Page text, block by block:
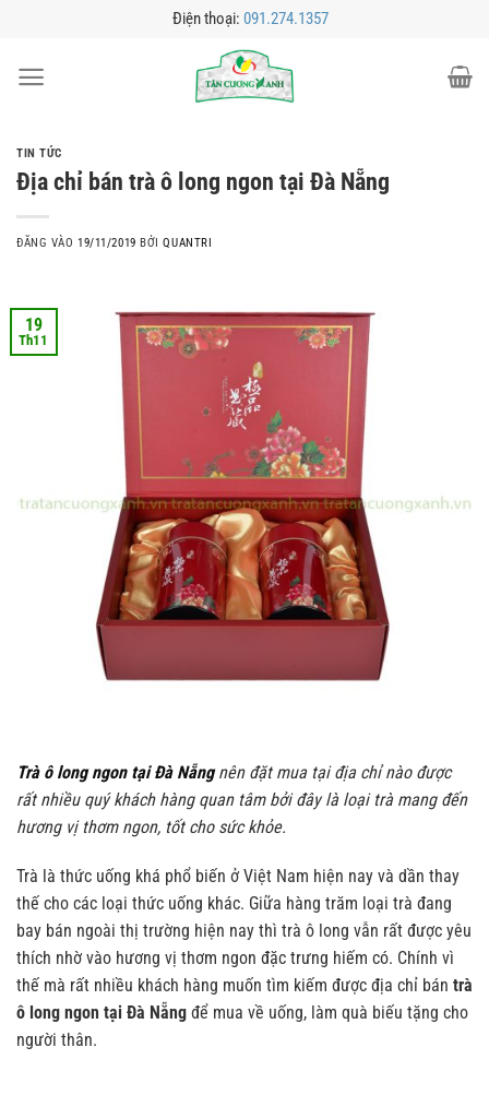
nội
Điện thoại: 091.274.1357
TIN TỨC
Địa chỉ bán trà ô long ngon tại Đà Nẵng
ĐĂNG VÀO19/11/2019 BỞIQUANTRI
19
Th11
Trà ô long ngon tại Đà Nẵngnên đặt mua tại địa chỉ nào được
rất nhiều quý khách hàng quan tâm bởi đây là loại trà mang đến
hương vị thơm ngon, tốt cho sức khỏe.
Trà là thức uống khá phổ biến ở Việt Nam hiện nay và dần thay
thế cho các loại thức uống khác. Giữa hàng trăm loại trà đang
bay bán ngoài thị trường hiện nay thì trà ô long vẫn rất được yêu
thích nhờ vào hương vị thơm ngon đặc trưng hiếm có. Chính vì
thế mà rất nhiều khách hàng muốn tìm kiếm được địa chỉ bán trà
ô long ngon tại Đà Nẵng để mua về uống, làm quà biếu tặng cho
người thân.